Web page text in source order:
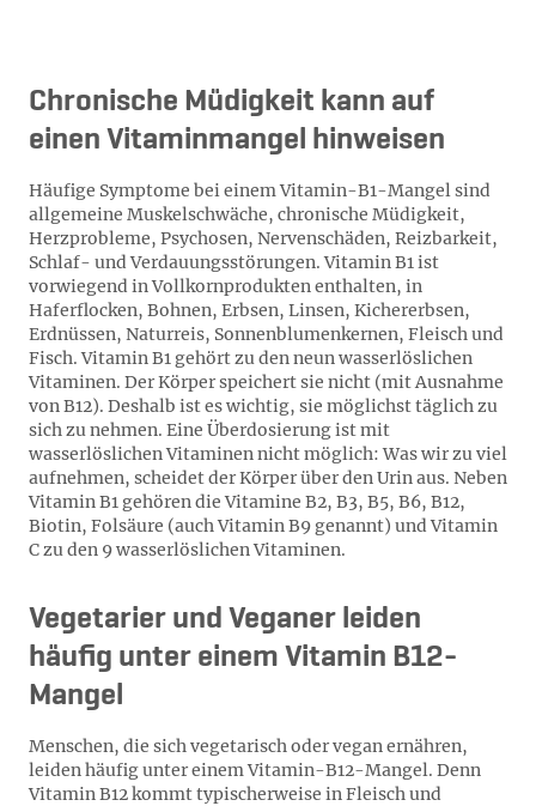
Chronische Müdigkeit kann auf
einen Vitaminmangel hinweisen
Häufige Symptome bei einem Vitamin-B1-Mangel sind
allgemeine Muskelschwäche, chronische Müdigkeit,
Herzprobleme, Psychosen, Nervenschäden, Reizbarkeit,
Schlaf- und Verdauungsstörungen. Vitamin B1 ist
vorwiegend in Vollkornprodukten enthalten, in
Haferflocken, Bohnen, Erbsen, Linsen, Kichererbsen,
Erdnüssen, Naturreis, Sonnenblumenkernen, Fleisch und
Fisch. Vitamin B1 gehört zu den neun wasserlöslichen
Vitaminen. Der Körper speichert sie nicht (mit Ausnahme
von B12). Deshalb ist es wichtig, sie möglichst täglich zu
sich zu nehmen. Eine Überdosierung ist mit
wasserlöslichen Vitaminen nicht möglich: Was wir zu viel
aufnehmen, scheidet der Körper über den Urin aus. Neben
Vitamin B1 gehören die Vitamine B2, B3, B5, B6, B12,
Biotin, Folsäure (auch Vitamin B9 genannt) und Vitamin
C zu den 9 wasserlöslichen Vitaminen.
Vegetarier und Veganer leiden
häufig unter einem Vitamin B12-
Mangel
Menschen, die sich vegetarisch oder vegan ernähren,
leiden häufig unter einem Vitamin-B12-Mangel. Denn
Vitamin B12 kommt typischerweise in Fleisch und